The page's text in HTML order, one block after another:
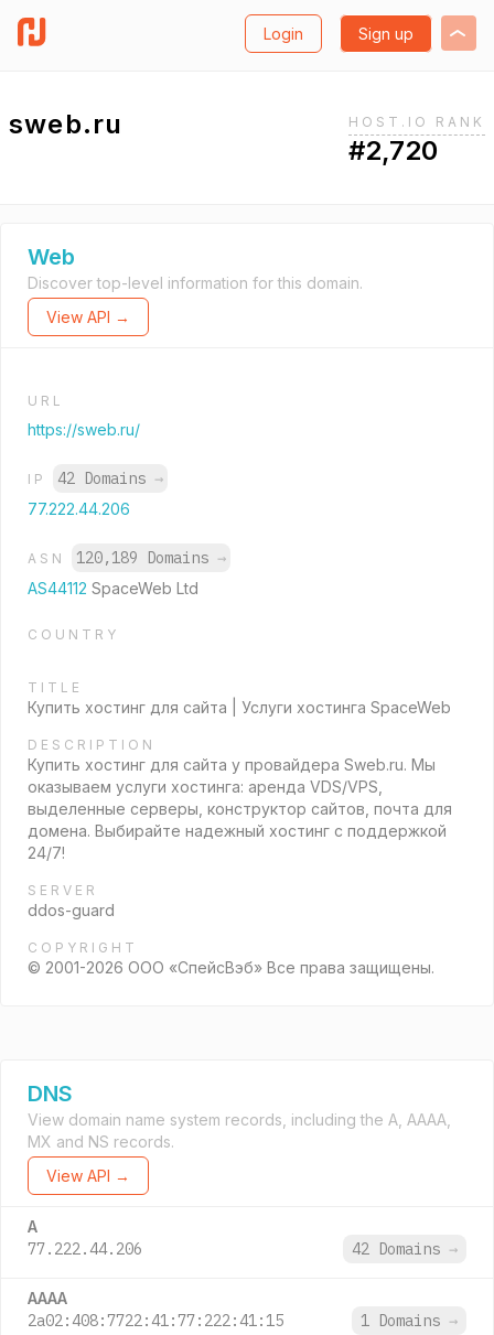
Login Sign up
sweb.ru HOST.IO RANK
#2,720
Web
Discover top-level information for this domain.
View API →
URL
https://sweb.ru/
IP 42 Domains →
77.222.44.206
ASN 120,189 Domains →
AS44112 SpaceWeb Ltd
COUNTRY
TITLE
Купить хостинг для сайта | Услуги хостинга SpaceWeb
DESCRIPTION
Купить хостинг для сайта у провайдера Sweb.ru. Мы
оказываем услуги хостинга: аренда VDS/VPS,
выделенные серверы, конструктор сайтов, почта для
домена. Выбирайте надежный хостинг с поддержкой
24/7!
SERVER
ddos-guard
COPYRIGHT
© 2001-2026 ООО «СпейсВэб» Все права защищены.
DNS
View domain name system records, including the A, AAAA,
MX and NS records.
View API →
A
77.222.44.206 42 Domains →
AAAA
2a02:408:7722:41:77:222:41:15 1 Domains →